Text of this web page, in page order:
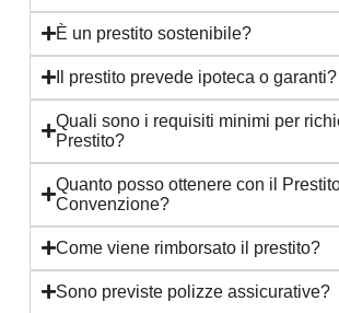
È un prestito sostenibile?
Il prestito prevede ipoteca o garanti?
Quali sono i requisiti minimi per
Prestito?
Quanto posso ottenere con il
Convenzione?
Come viene rimborsato il prestito?
Sono previste polizze assicurative?